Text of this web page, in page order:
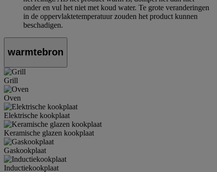
onder en vul het niet met koud water. Te grote veranderingen
in de oppervlaktetemperatuur zouden het product kunnen
beschadigen.
warmtebron
Grill
Oven
Elektrische kookplaat
Keramische glazen kookplaat
Gaskookplaat
Inductiekookplaat